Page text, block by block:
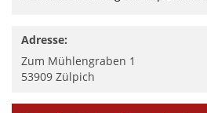
Adresse:
Zum Mühlengraben 1
53909 Zülpich